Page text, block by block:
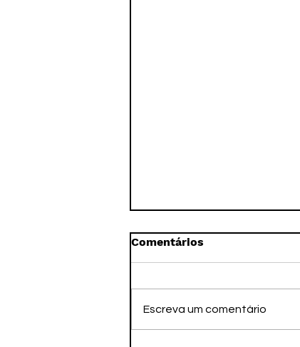
Comentários
Escreva um comentário